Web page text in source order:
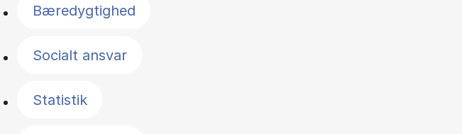
Bæredygtighed
Socialt ansvar
Statistik